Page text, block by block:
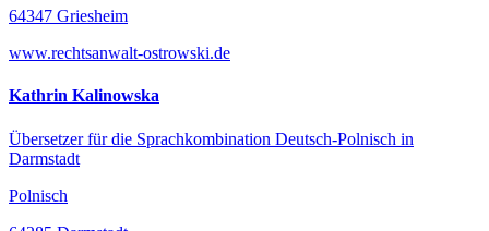
64347 Griesheim
www.rechtsanwalt-ostrowski.de
Kathrin Kalinowska
Übersetzer für die Sprachkombination Deutsch-Polnisch in
Darmstadt
Polnisch